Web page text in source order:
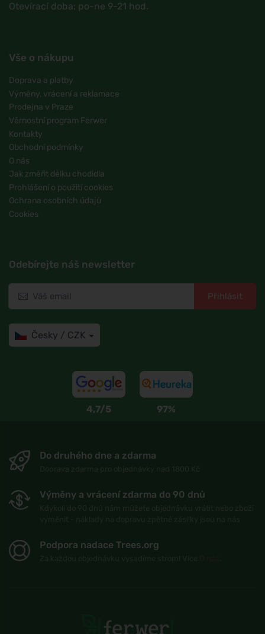
Otevírací doba: po-ne 9-21 hod.
Vše o nákupu
Doprava a platby
Výměny, vrácení a reklamace
Prodejna v Praze
Věrnostní program Ferwer
Kontakty
Obchodní podmínky
O nás
Jak změřit délku chodidla
Prohlášení o použití cookies
Ochrana osobních údajů
Cookies
Odebírejte náš newsletter
Přihlásit
Česky / CZK
4,7/5 97%
Do druhého dne a zdarma
Výměny a vrácení zdarma do 90 dnů
Podpora nadace Trees.org